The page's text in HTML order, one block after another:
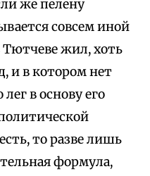
же пелену
совсем иной
Тютчеве жил, хоть
и в котором нет
в основу его
то разве лишь
формула,